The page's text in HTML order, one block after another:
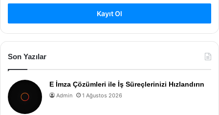
Kayıt Ol
Son Yazılar
E İmza Çözümleri ile İş Süreçlerinizi Hızlandırın
Admin 1 Ağustos 2026